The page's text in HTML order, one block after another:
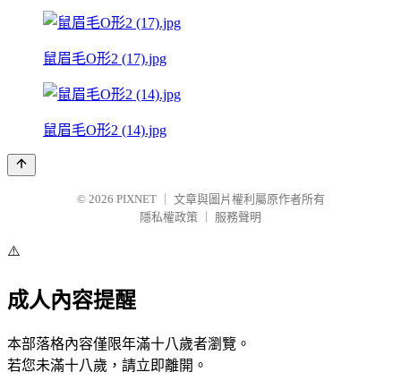
鼠眉毛O形2 (17).jpg
鼠眉毛O形2 (14).jpg
© 2026 PIXNET
文章與圖片權利屬原作者所有
隱私權政策
服務聲明
⚠️
成人內容提醒
本部落格內容僅限年滿十八歲者瀏覽。
若您未滿十八歲，請立即離開。